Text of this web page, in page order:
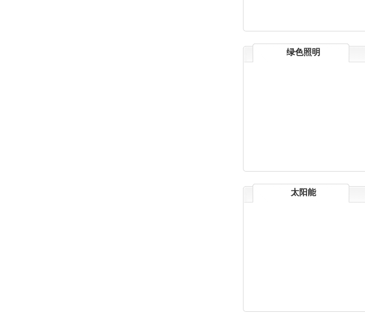
绿色照明
太阳能